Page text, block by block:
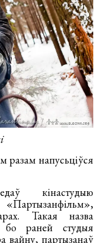
разам напусьціўся
кінастудыю
Такая назва
бо раней студыя
вайну, партызанаў